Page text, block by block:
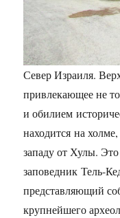
Север Израиля.
привлекающее не
и обилием
находится на
западу от Хулы.
заповедник Тель-
представляющий
крупнейшего